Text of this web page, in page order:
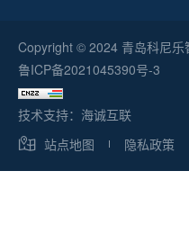
Copyright © 2024 青岛科尼乐
鲁ICP备2021045390号-3
技术支持：海诚互联
站点地图
隐私政策